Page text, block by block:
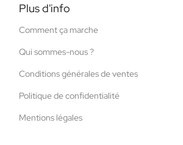
Plus d'info
Comment ça marche
Qui sommes-nous ?
Conditions générales de ventes
Politique de confidentialité
Mentions légales